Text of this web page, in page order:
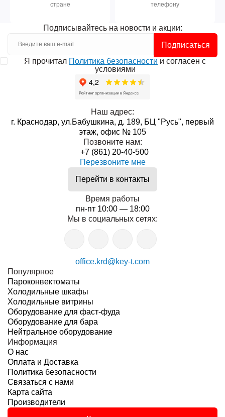
стране
телефону
Подписывайтесь на новости и акции:
Подписаться
Я прочитал Политика безопасности и согласен с
условиями
Наш адрес:
г. Краснодар, ул.Бабушкина, д. 189, БЦ "Русь", первый
этаж, офис № 105
Позвоните нам:
+7 (861) 20-40-500
Перезвоните мне
Перейти в контакты
Время работы
пн-пт 10:00 — 18:00
Мы в социальных сетях:
office.krd@key-t.com
Популярное
Пароконвектоматы
Холодильные шкафы
Холодильные витрины
Оборудование для фаст-фуда
Оборудование для бара
Нейтральное оборудование
Информация
О нас
Оплата и Доставка
Политика безопасности
Связаться с нами
Карта сайта
Производители